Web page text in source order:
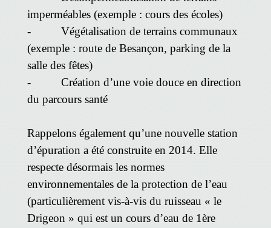
imperméables (exemple : cours des écoles)
- Végétalisation de terrains communaux
(exemple : route de Besançon, parking de la
salle des fêtes)
- Création d’une voie douce en direction
du parcours santé
Rappelons également qu’une nouvelle station
d’épuration a été construite en 2014. Elle
respecte désormais les normes
environnementales de la protection de l’eau
(particulièrement vis-à-vis du ruisseau « le
Drigeon » qui est un cours d’eau de 1ère